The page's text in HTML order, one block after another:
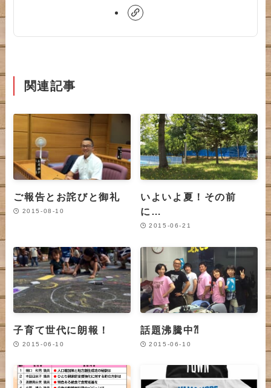
関連記事
ご報告とお詫びと御礼
2015-08-10
いよいよ夏！その前
に…
2015-06-21
子育て世代に朗報！
2015-06-10
話題沸騰中⁈
2015-06-10